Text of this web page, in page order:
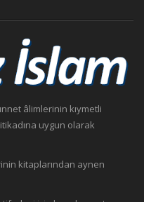
âlimlerinin kıymetli
uygun olarak
kitaplarından aynen